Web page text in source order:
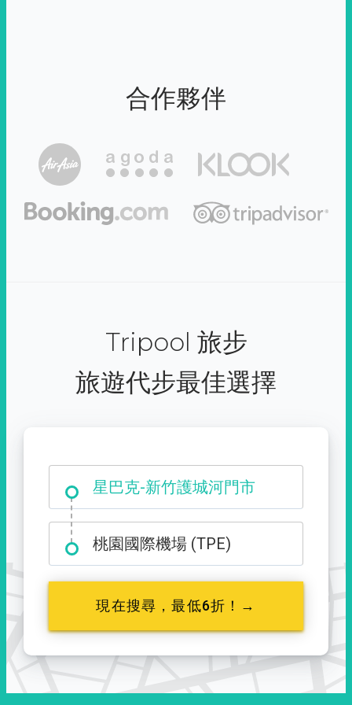
合作夥伴
Tripool 旅步
旅遊代步最佳選擇
星巴克-新竹護城河門市
大霸尖山登山口
桃園國際機場 (TPE)
現在搜尋，最低6折！→